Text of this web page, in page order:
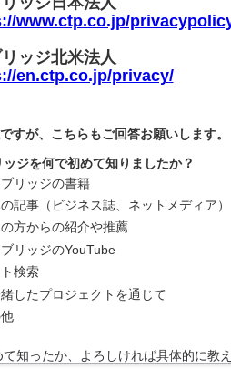
www.ctp.co.jp/
ッジ北米法人
en.ctp.co.jp/privacy/
すが、こちらもご回答お願いします。
ジを何で初めて知りましたか？
リッジの書籍
記事（ビジネス誌、ネットメディア）
方からの紹介や推薦
リッジのYouTube
検索
したプロジェクトを通じて
て知ったか、よろしければ具体的に教